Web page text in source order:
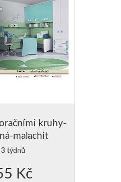
kruhy-
malachit
týdnů
Kč